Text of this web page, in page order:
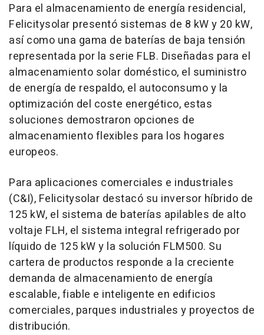
Para el almacenamiento de energía residencial,
Felicitysolar presentó sistemas de 8 kW y 20 kW,
así como una gama de baterías de baja tensión
representada por la serie FLB. Diseñadas para el
almacenamiento solar doméstico, el suministro
de energía de respaldo, el autoconsumo y la
optimización del coste energético, estas
soluciones demostraron opciones de
almacenamiento flexibles para los hogares
europeos.
Para aplicaciones comerciales e industriales
(C&I), Felicitysolar destacó su inversor híbrido de
125 kW, el sistema de baterías apilables de alto
voltaje FLH, el sistema integral refrigerado por
líquido de 125 kW y la solución FLM500. Su
cartera de productos responde a la creciente
demanda de almacenamiento de energía
escalable, fiable e inteligente en edificios
comerciales, parques industriales y proyectos de
distribución.